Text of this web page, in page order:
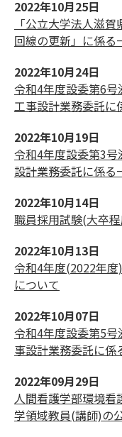
2022年10月25日
「公立大学法人滋
回線の更新」に係る
2022年10月24日
令和4年度設委第6
工事設計業務委託に
2022年10月19日
令和4年度設委第3
設計業務委託に係る
2022年10月14日
職員採用試験(大卒
2022年10月13日
令和4年度(2022年
について
2022年10月07日
令和4年度設委第5
事設計業務委託に係
2022年09月29日
人間看護学部環境
学領域教員(講師)の